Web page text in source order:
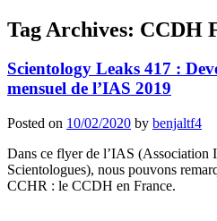
Tag Archives: CCDH
Scientology Leaks 417 :
mensuel de l’IAS 2019
Posted on 10/02/2020 by benjaltf4
Dans ce flyer de l’IAS (Association
Scientologues), nous pouvons
CCHR : le CCDH en France.